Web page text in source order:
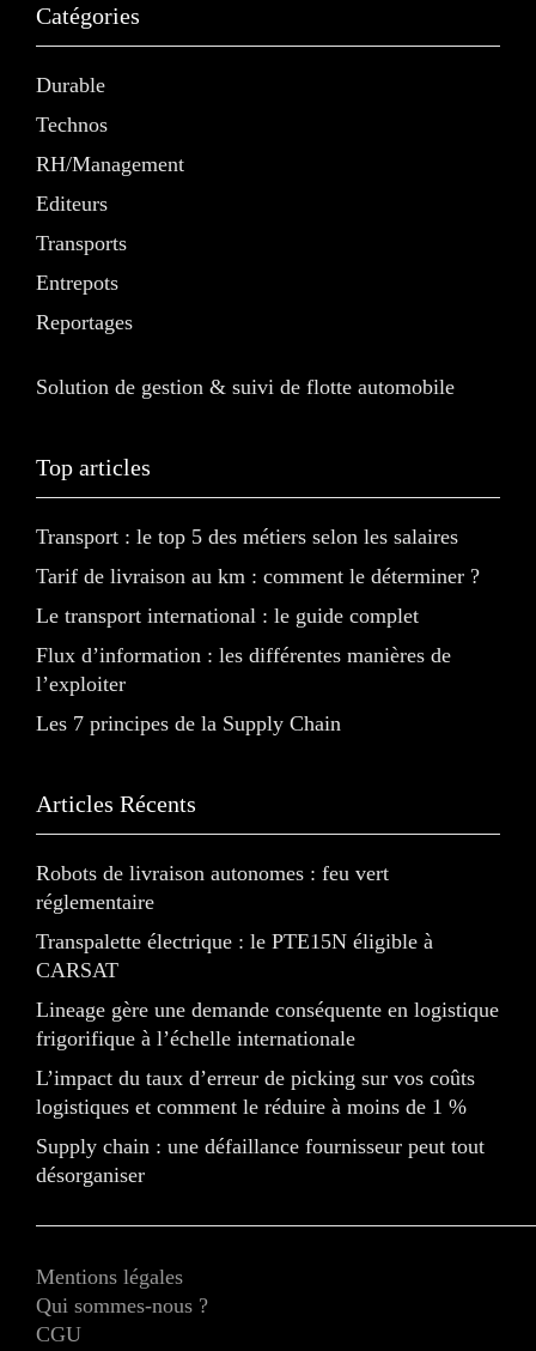
Catégories
Durable
Technos
RH/Management
Editeurs
Transports
Entrepots
Reportages
Solution de gestion & suivi de flotte automobile
Top articles
Transport : le top 5 des métiers selon les salaires
Tarif de livraison au km : comment le déterminer ?
Le transport international : le guide complet
Flux d’information : les différentes manières de
l’exploiter
Les 7 principes de la Supply Chain
Articles Récents
Robots de livraison autonomes : feu vert
réglementaire
Transpalette électrique : le PTE15N éligible à
CARSAT
Lineage gère une demande conséquente en logistique
frigorifique à l’échelle internationale
L’impact du taux d’erreur de picking sur vos coûts
logistiques et comment le réduire à moins de 1 %
Supply chain : une défaillance fournisseur peut tout
désorganiser
Mentions légales
Qui sommes-nous ?
CGU